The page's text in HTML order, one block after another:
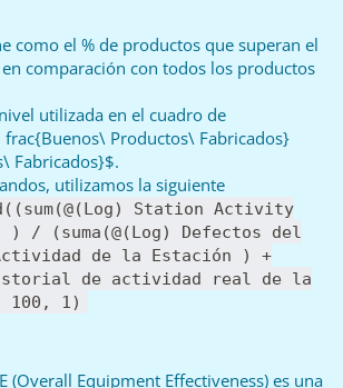
como el % de productos que superan el
comparación con todos los productos
utilizada en el cuadro de
frac{Buenos\ Productos\ Fabricados}
Fabricados}$.
utilizamos la siguiente
Station Activity
/ (suma(@(Log) Defectos del
de la Estación ) +
de actividad real de la
1)
(Overall Equipment Effectiveness) es una